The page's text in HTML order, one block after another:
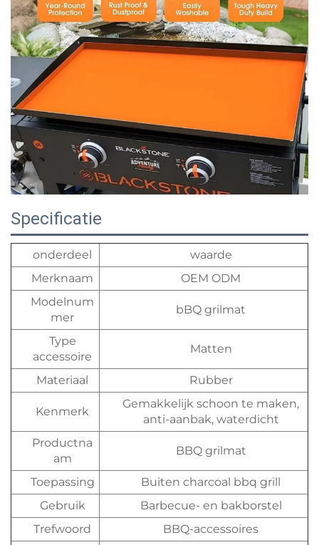
Specificatie
onderdeel
waarde
Merknaam
OEM ODM
Modelnum
mer
bBQ grilmat
Type
accessoire
Matten
Materiaal Rubber
Kenmerk
Gemakkelijk schoon te maken,
anti-aanbak, waterdicht
Productna
am
BBQ grilmat
Toepassing
Buiten charcoal bbq grill
Gebruik
Barbecue- en bakborstel
Trefwoord
BBQ-accessoires